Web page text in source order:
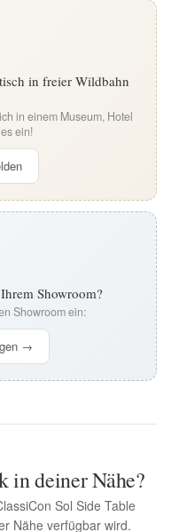
in freier Wildbahn
in einem Museum, Hotel
ein!
Showroom?
Showroom ein:
→
in deiner Nähe?
Sol Side Table
Nähe verfügbar wird.